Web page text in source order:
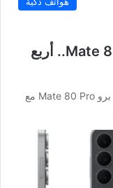
كاميرا خارقة لهاتف هواوي Mate 80 Pro.. أربع
يقترب موعد إطلاق هاتف هواوي الرائد ميت 80 برو Mate 80 Pro مع